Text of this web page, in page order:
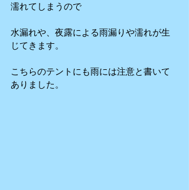
濡れてしまうので
水漏れや、夜露による雨漏りや濡れが生
じてきます。
こちらのテントにも雨には注意と書いて
ありました。